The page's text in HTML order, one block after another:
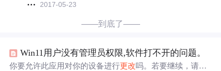
2017-05-23
——到底了——
Win11用户没有管理员权限,软件打不开的问题。
你要允许此应用对你的设备进行更改吗。若要继续，请输